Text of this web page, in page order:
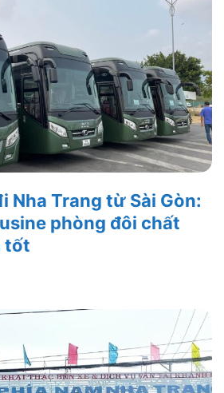
Nha Trang từ Sài Gòn:
phòng đôi chất
tốt